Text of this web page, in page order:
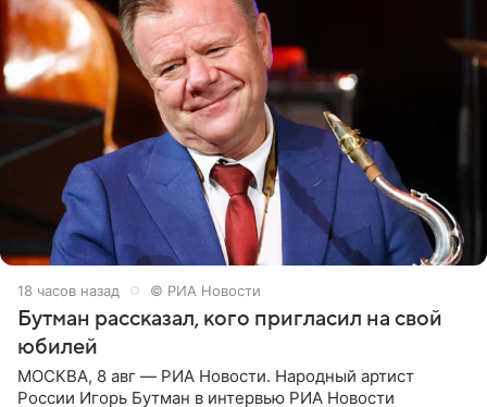
18 часов назад © РИА Новости
Бутман рассказал, кого пригласил на свой
юбилей
МОСКВА, 8 авг — РИА Новости. Народный артист
России Игорь Бутман в интервью РИА Новости